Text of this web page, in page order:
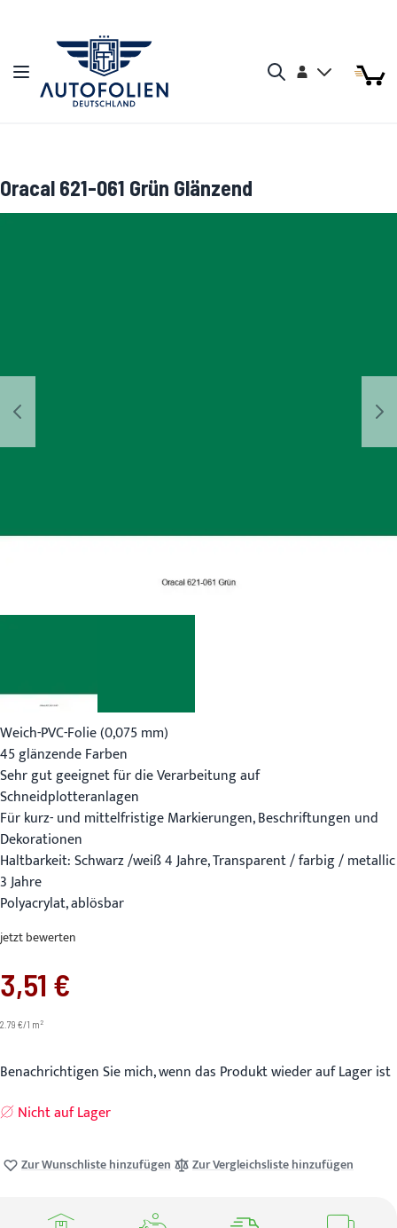
Navigation umschalten Konto Mein
Weich-PVC-Folie (0,075 mm)
45 glänzende Farben
Sehr gut geeignet für die Verarbeitung auf
Schneidplotteranlagen
Für kurz- und mittelfristige Markierungen, Beschriftungen und
Dekorationen
Haltbarkeit: Schwarz /weiß 4 Jahre, Transparent / farbig / metallic
3 Jahre
Polyacrylat, ablösbar
Oracal 621-061 Grün Glänzend
jetzt bewerten
3,51 €
2.79 €/1 m2
Benachrichtigen Sie mich, wenn das Produkt wieder auf Lager ist
Nicht auf Lager
Zur Wunschliste hinzufügen Zur Vergleichsliste hinzufügen